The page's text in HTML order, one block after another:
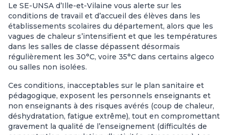
Le SE-UNSA d’Ille-et-Vilaine vous alerte sur les
conditions de travail et d’accueil des élèves dans les
établissements scolaires du département, alors que les
vagues de chaleur s’intensifient et que les températures
dans les salles de classe dépassent désormais
régulièrement les 30°C, voire 35°C dans certains algeco
ou salles non isolées.
Ces conditions, inacceptables sur le plan sanitaire et
pédagogique, exposent les personnels enseignants et
non enseignants à des risques avérés (coup de chaleur,
déshydratation, fatigue extrême), tout en compromettant
gravement la qualité de l’enseignement (difficultés de